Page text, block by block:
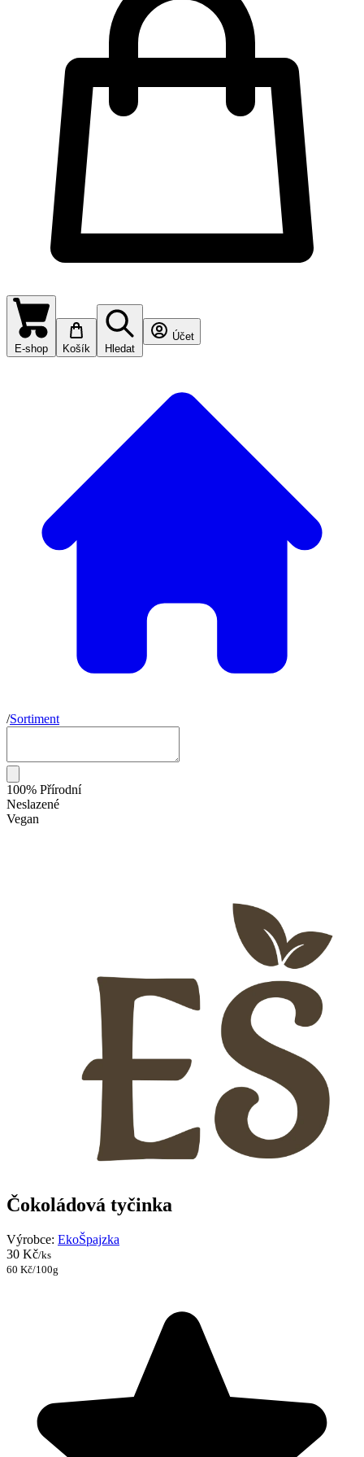
E-shop Košík Hledat
Účet
/Sortiment
100% Přírodní
Neslazené
Vegan
Čokoládová tyčinka
Výrobce: EkoŠpajzka
30 Kč/ks
60 Kč/100g